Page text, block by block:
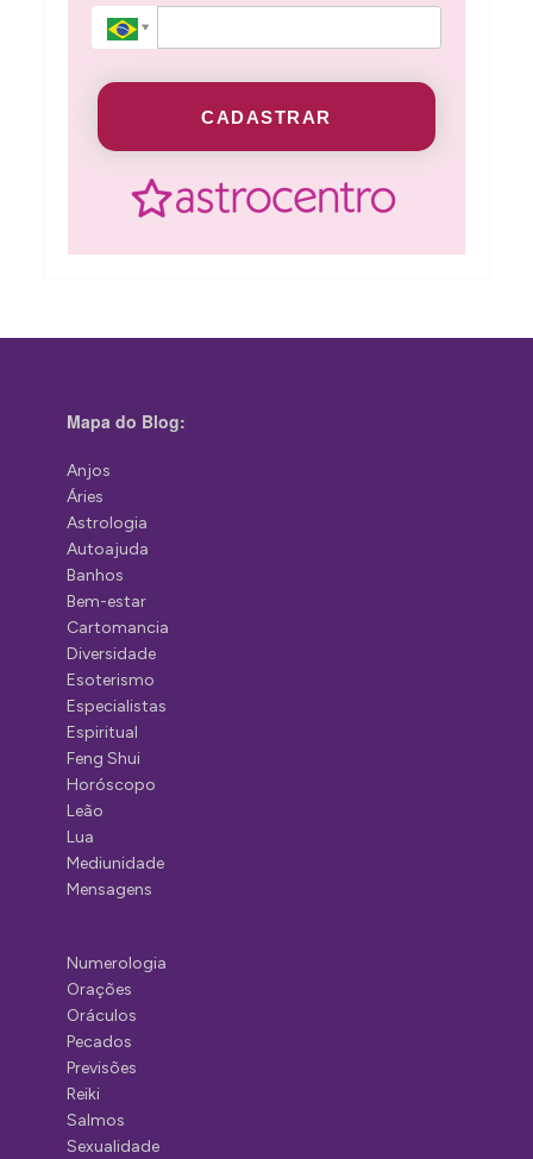
CADASTRAR
Mapa do Blog:
Anjos
Áries
Astrologia
Autoajuda
Banhos
Bem-estar
Cartomancia
Diversidade
Esoterismo
Especialistas
Espiritual
Feng Shui
Horóscopo
Leão
Lua
Mediunidade
Mensagens
Numerologia
Orações
Oráculos
Pecados
Previsões
Reiki
Salmos
Sexualidade